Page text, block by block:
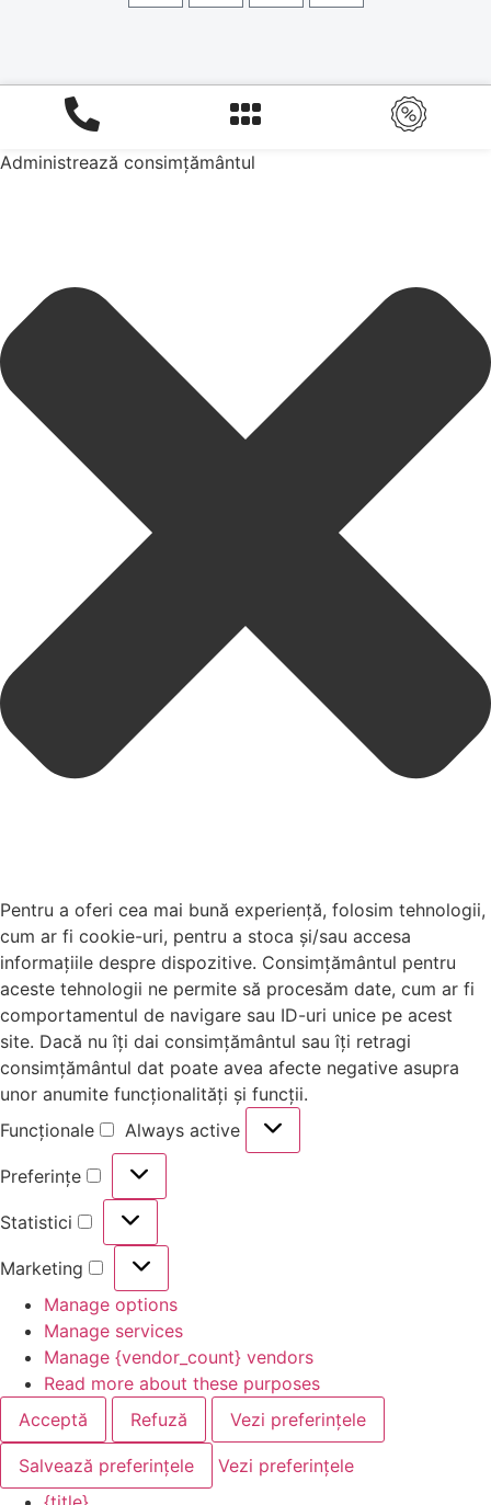
Administrează consimțământul
Pentru a oferi cea mai bună experiență, folosim tehnologii,
cum ar fi cookie-uri, pentru a stoca și/sau accesa
informațiile despre dispozitive. Consimțământul pentru
aceste tehnologii ne permite să procesăm date, cum ar fi
comportamentul de navigare sau ID-uri unice pe acest
site. Dacă nu îți dai consimțământul sau îți retragi
consimțământul dat poate avea afecte negative asupra
unor anumite funcționalități și funcții.
Funcționale
Always active
Preferințe
Statistici
Marketing
Manage options
Manage services
Manage {vendor_count} vendors
Read more about these purposes
Acceptă
Refuză Vezi preferințele
Salvează preferințele
Vezi preferințele